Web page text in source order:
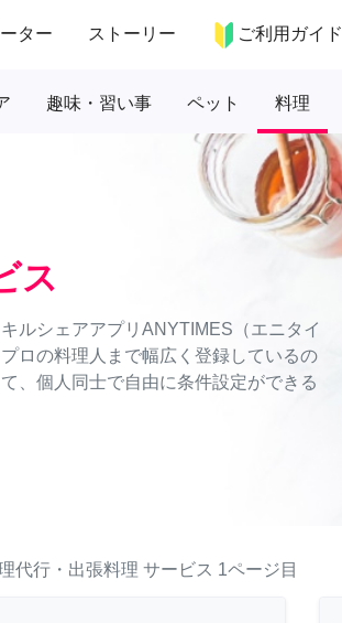
ター ストーリー ご利用ガイド
趣味・習い事 ペット 料理
ス
ルシェアアプリANYTIMES（エニタイ
ロの料理人まで幅広く登録しているの
、個人同士で自由に条件設定ができる
代行・出張料理 サービス 1ページ目